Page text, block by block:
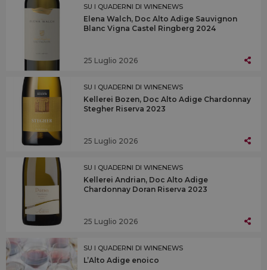
SU I QUADERNI DI WINENEWS
Elena Walch, Doc Alto Adige Sauvignon
Blanc Vigna Castel Ringberg 2024
25 Luglio 2026
SU I QUADERNI DI WINENEWS
Kellerei Bozen, Doc Alto Adige Chardonnay
Stegher Riserva 2023
25 Luglio 2026
SU I QUADERNI DI WINENEWS
Kellerei Andrian, Doc Alto Adige
Chardonnay Doran Riserva 2023
25 Luglio 2026
SU I QUADERNI DI WINENEWS
L’Alto Adige enoico